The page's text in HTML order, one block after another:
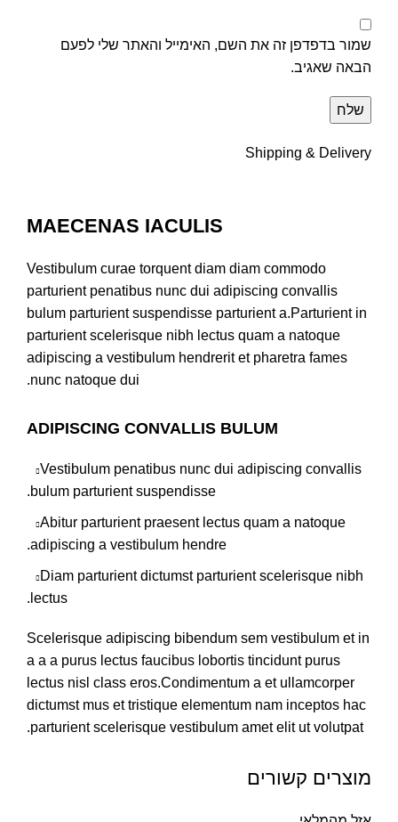
שמור בדפדפן זה את השם, האימייל והאתר שלי לפעם
הבאה שאגיב.
Shipping & Delivery
MAECENAS IACULIS
Vestibulum curae torquent diam diam commodo
parturient penatibus nunc dui adipiscing convallis
bulum parturient suspendisse parturient a.Parturient in
parturient scelerisque nibh lectus quam a natoque
adipiscing a vestibulum hendrerit et pharetra fames
nunc natoque dui.
ADIPISCING CONVALLIS BULUM
Vestibulum penatibus nunc dui adipiscing convallis
bulum parturient suspendisse.
Abitur parturient praesent lectus quam a natoque
adipiscing a vestibulum hendre.
Diam parturient dictumst parturient scelerisque nibh
lectus.
Scelerisque adipiscing bibendum sem vestibulum et in
a a a purus lectus faucibus lobortis tincidunt purus
lectus nisl class eros.Condimentum a et ullamcorper
dictumst mus et tristique elementum nam inceptos hac
parturient scelerisque vestibulum amet elit ut volutpat.
מוצרים קשורים